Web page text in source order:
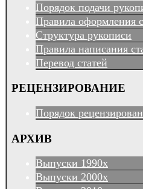
Порядок подачи
Правила оформления
Структура рукописи
Правила написания
Перевод статей
РЕЦЕНЗИРОВАНИЕ
Порядок
АРХИВ
Выпуски 1990х
Выпуски 2000х